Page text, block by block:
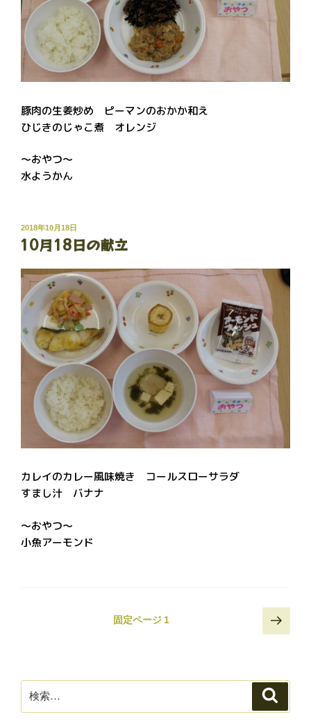
豚肉の生姜炒め ピーマンのおかか和え
ひじきのじゃこ煮 オレンジ
～おやつ～
水ようかん
投
稿
日:
2018年10月18日
10月18日の献立
カレイのカレー風味焼き コールスローサラダ
すまし汁 バナナ
～おやつ～
小魚アーモンド
ー
ジ
固定ページ1
次
の
ジ
索: